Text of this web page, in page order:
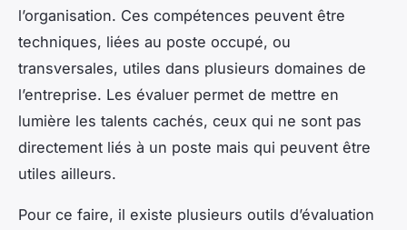
l’organisation. Ces compétences peuvent être
techniques, liées au poste occupé, ou
transversales, utiles dans plusieurs domaines de
l’entreprise. Les évaluer permet de mettre en
lumière les talents cachés, ceux qui ne sont pas
directement liés à un poste mais qui peuvent être
utiles ailleurs.
Pour ce faire, il existe plusieurs outils d’évaluation